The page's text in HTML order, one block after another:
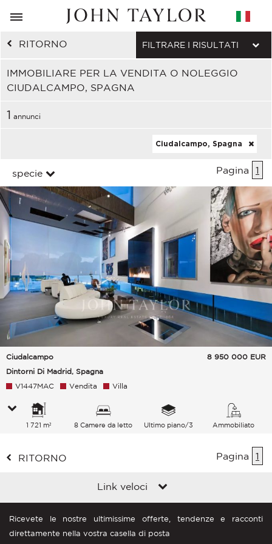
RITORNO
IMMOBILIARE PER LA VENDITA O NOLEGGIO
CIUDALCAMPO, SPAGNA
FILTRARE I RISULTATI
1 annunci
Ciudalcampo, Spagna
specie Pagina 1
Ciudalcampo
Dintorni Di Madrid, Spagna
8 950 000 EUR
V1447MAC Vendita Villa
1 721 m² 8 Camere da letto Ultimo piano/3 Ammobiliato
RITORNO Pagina 1
Link veloci
Ricevete le nostre ultimissime offerte, tendenze e racconti
direttamente nella vostra casella di posta